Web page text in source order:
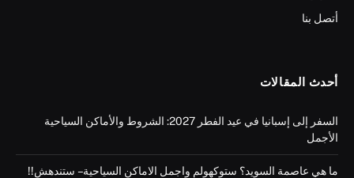
أتصل بنا
أحدث المقالات
السفر إلى إسبانيا في عيد الفطر 2027: الشروط والأماكن السياحية
الأجمل
ما هي عاصمة السويد؟ ستوكهولم واجمل الاماكن السياحية – ستندهش!!